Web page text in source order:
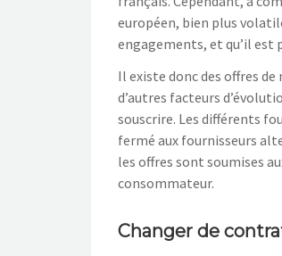
européen, bien plus
engagements, et qu’il est
Il existe donc des offres
d’autres facteurs
souscrire. Les différents
fermé aux fournisseurs
les offres sont soumises
consommateur.
Changer de